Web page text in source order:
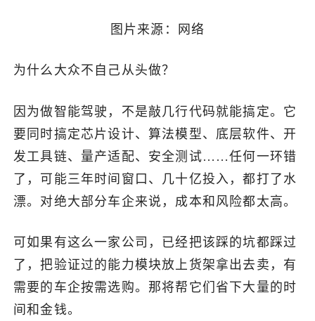
图片来源：网络
为什么大众不自己从头做？
因为做智能驾驶，不是敲几行代码就能搞定。它
要同时搞定芯片设计、算法模型、底层软件、开
发工具链、量产适配、安全测试……任何一环错
了，可能三年时间窗口、几十亿投入，都打了水
漂。对绝大部分车企来说，成本和风险都太高。
可如果有这么一家公司，已经把该踩的坑都踩过
了，把验证过的能力模块放上货架拿出去卖，有
需要的车企按需选购。那将帮它们省下大量的时
间和金钱。